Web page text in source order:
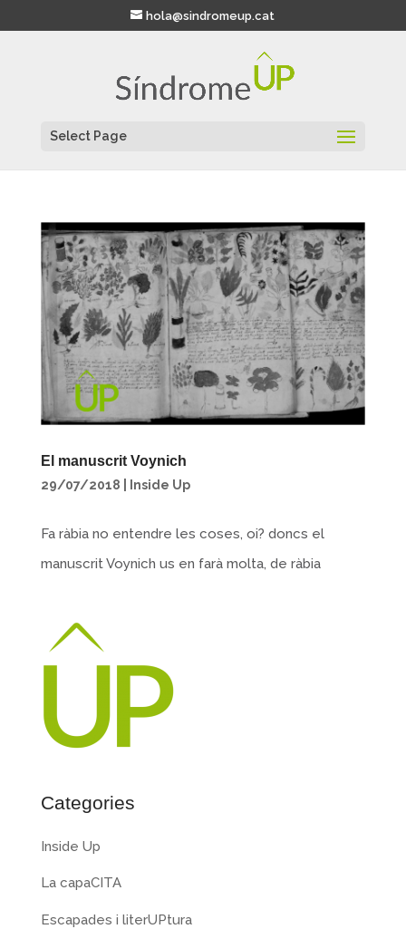
hola@sindromeup.cat
Select Page
El manuscrit Voynich
29/07/2018 Inside Up
Fa ràbia no entendre les coses, oi? doncs el
manuscrit Voynich us en farà molta, de ràbia
Categories
Inside Up
La capaCITA
Escapades i literUPtura